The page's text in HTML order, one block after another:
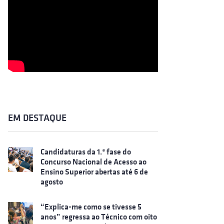
EM DESTAQUE
Candidaturas da 1.ª fase do
Concurso Nacional de Acesso ao
Ensino Superior abertas até 6 de
agosto
“Explica-me como se tivesse 5
anos” regressa ao Técnico com oito